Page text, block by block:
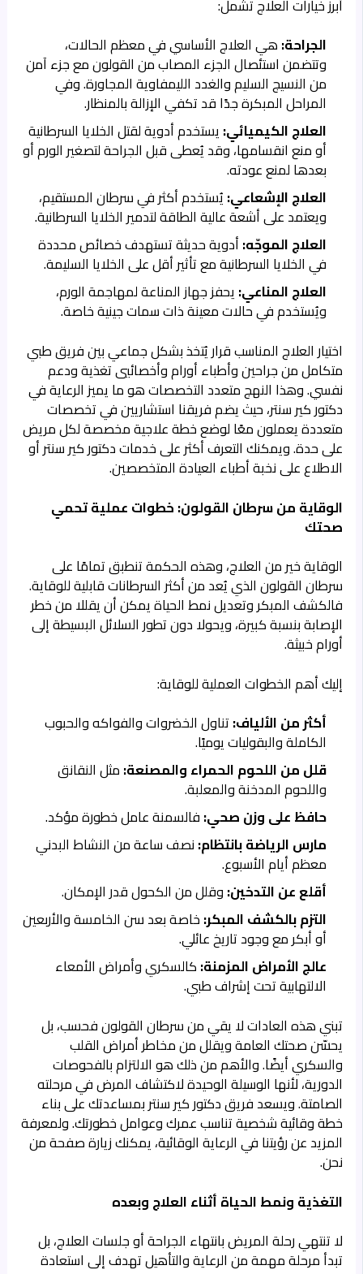
أبرز خيارات العلاج تشمل:
الجراحة: هي العلاج الأساسي في معظم الحالات،
وتتضمن استئصال الجزء المصاب من القولون مع جزء آمن
من النسيج السليم والغدد الليمفاوية المجاورة. وفي
المراحل المبكرة جدًا قد تكفي الإزالة بالمنظار.
العلاج الكيميائي: يستخدم أدوية لقتل الخلايا السرطانية
أو منع انقسامها، وقد يُعطى قبل الجراحة لتصغير الورم أو
بعدها لمنع عودته.
العلاج الإشعاعي: يُستخدم أكثر في سرطان المستقيم،
ويعتمد على أشعة عالية الطاقة لتدمير الخلايا السرطانية.
العلاج الموجّه: أدوية حديثة تستهدف خصائص محددة
في الخلايا السرطانية مع تأثير أقل على الخلايا السليمة.
العلاج المناعي: يحفز جهاز المناعة لمهاجمة الورم،
ويُستخدم في حالات معينة ذات سمات جينية خاصة.
اختيار العلاج المناسب قرار يُتخذ بشكل جماعي بين فريق طبي
متكامل من جراحين وأطباء أورام وأخصائيي تغذية ودعم
نفسي. وهذا النهج متعدد التخصصات هو ما يميز الرعاية في
دكتور كير سنتر، حيث يضم فريقنا استشاريين في تخصصات
متعددة يعملون معًا لوضع خطة علاجية مخصصة لكل مريض
على حدة. ويمكنك التعرف أكثر علىخدمات دكتور كير سنترأو
الاطلاع على نخبةأطباء العيادة المتخصصين.
الوقاية من سرطان القولون: خطوات عملية تحمي
صحتك
الوقاية خير من العلاج، وهذه الحكمة تنطبق تمامًا على
سرطان القولون الذي يُعد من أكثر السرطانات قابلية للوقاية.
فالكشف المبكر وتعديل نمط الحياة يمكن أن يقللا من خطر
الإصابة بنسبة كبيرة، ويحولا دون تطور السلائل البسيطة إلى
أورام خبيثة.
إليك أهم الخطوات العملية للوقاية:
أكثر من الألياف: تناول الخضروات والفواكه والحبوب
الكاملة والبقوليات يوميًا.
قلل من اللحوم الحمراء والمصنعة: مثل النقانق
واللحوم المدخنة والمعلبة.
حافظ على وزن صحي: فالسمنة عامل خطورة مؤكد.
مارس الرياضة بانتظام: نصف ساعة من النشاط البدني
معظم أيام الأسبوع.
أقلع عن التدخين: وقلل من الكحول قدر الإمكان.
التزم بالكشف المبكر: خاصة بعد سن الخامسة والأربعين
أو أبكر مع وجود تاريخ عائلي.
عالج الأمراض المزمنة: كالسكري وأمراض الأمعاء
الالتهابية تحت إشراف طبي.
تبني هذه العادات لا يقي من سرطان القولون فحسب، بل
يحسّن صحتك العامة ويقلل من مخاطر أمراض القلب
والسكري أيضًا. والأهم من ذلك هو الالتزام بالفحوصات
الدورية، لأنها الوسيلة الوحيدة لاكتشاف المرض في مرحلته
الصامتة. ويسعد فريق دكتور كير سنتر بمساعدتك على بناء
خطة وقائية شخصية تناسب عمرك وعوامل خطورتك. ولمعرفة
المزيد عن رؤيتنا في الرعاية الوقائية، يمكنك زيارة صفحةمن
نحن.
التغذية ونمط الحياة أثناء العلاج وبعده
لا تنتهي رحلة المريض بانتهاء الجراحة أو جلسات العلاج، بل
تبدأ مرحلة مهمة من الرعاية والتأهيل تهدف إلى استعادة